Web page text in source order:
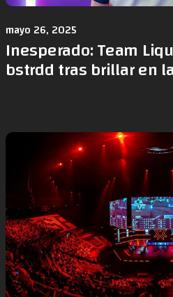
mayo 26, 2025
Inesperado: Team
bstrdd tras brillar en